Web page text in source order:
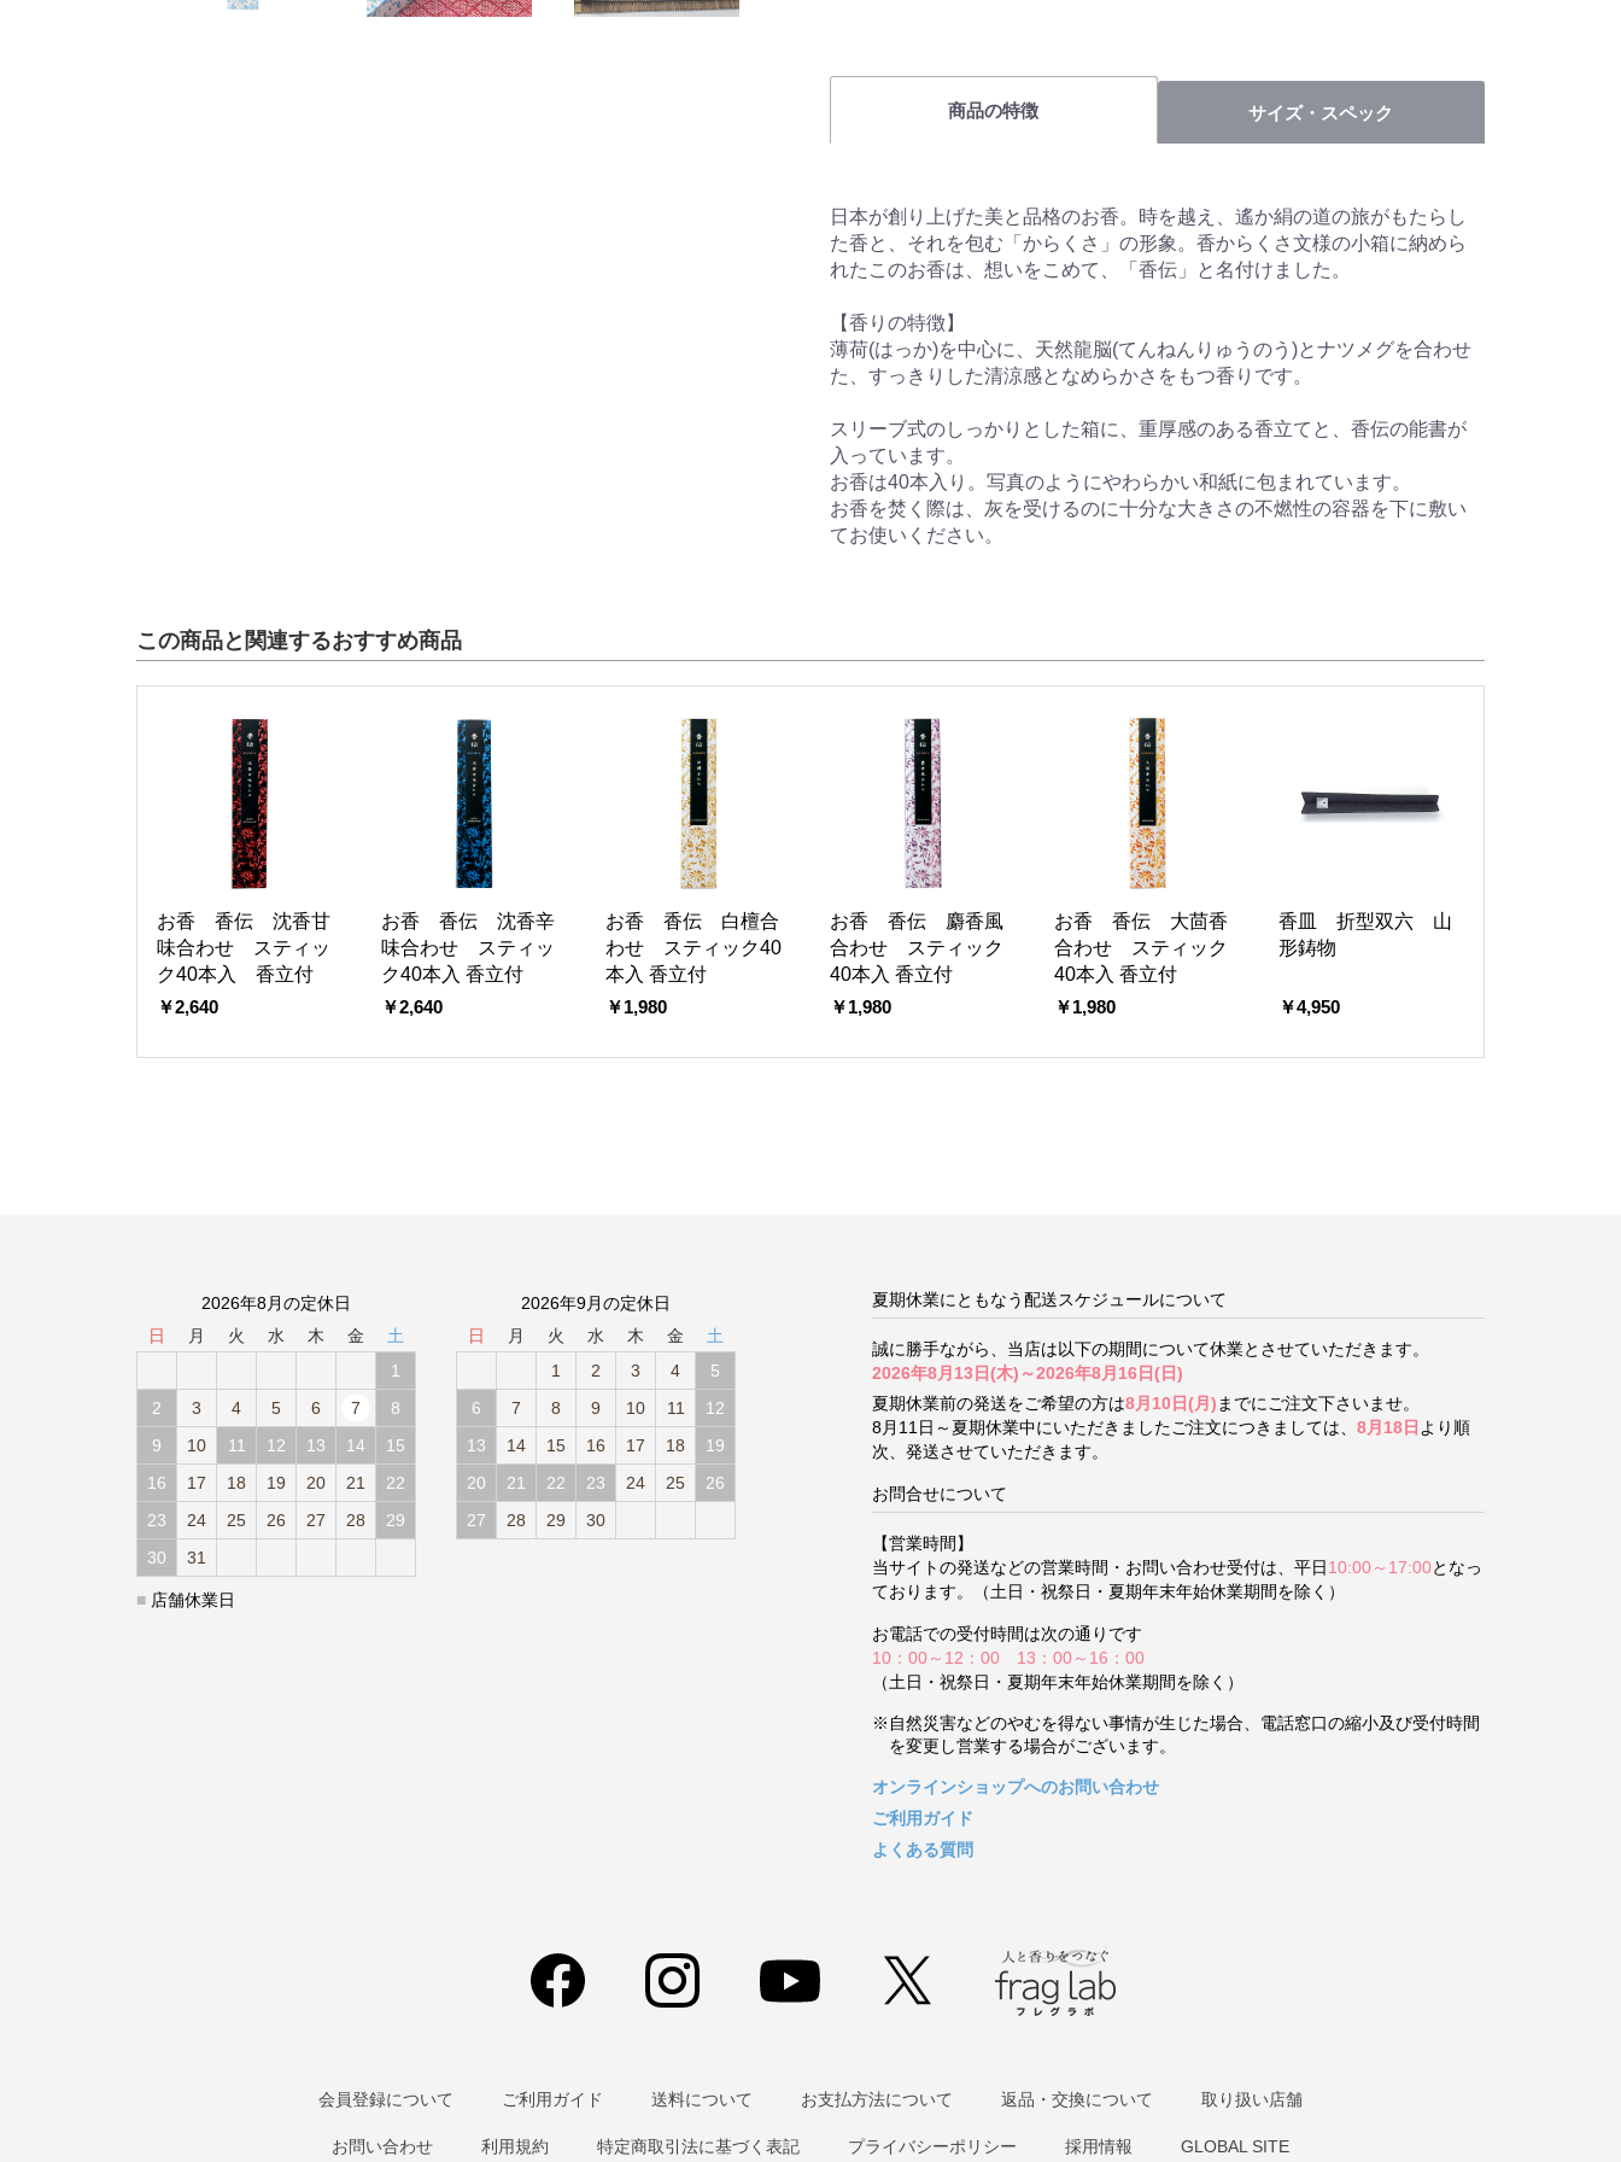
商品の特徴 サイズ・スペック
日本が創り上げた美と品格のお香。時を越え、遙か絹の道の旅がもたらし
た香と、それを包む「からくさ」の形象。香からくさ文様の小箱に納めら
れたこのお香は、想いをこめて、「香伝」と名付けました。
【香りの特徴】
薄荷(はっか)を中心に、天然龍脳(てんねんりゅうのう)とナツメグを合わせ
た、すっきりした清涼感となめらかさをもつ香りです。
スリーブ式のしっかりとした箱に、重厚感のある香立てと、香伝の能書が
入っています。
お香は40本入り。写真のようにやわらかい和紙に包まれています。
お香を焚く際は、灰を受けるのに十分な大きさの不燃性の容器を下に敷い
てお使いください。
この商品と関連するおすすめ商品
お香 香伝 沈香甘
味合わせ スティッ
ク40本入 香立付
￥2,640
お香 香伝 沈香辛
味合わせ スティッ
ク40本入 香立付
￥2,640
お香 香伝 白檀合
わせ スティック40
本入 香立付
￥1,980
お香 香伝 麝香風
合わせ スティック
40本入 香立付
￥1,980
お香 香伝 大茴香
合わせ スティック
40本入 香立付
￥1,980
香皿 折型双六 山
形鋳物
￥4,950
2026年8月の定休日
日
月 火 水 木 金
土
1
2
3 4 5 6 7
8
9
10 11 12 13 14
15
16
17 18 19 20 21
22
23
24 25 26 27 28
29
30
31
2026年9月の定休日
日
月 火 水 木 金
土
1
2 3 4
5
6
7 8 9 10 11
12
13
14 15 16 17 18
19
20
21 22 23 24 25
26
27
28 29 30
■ 店舗休業日
夏期休業にともなう配送スケジュールについて
誠に勝手ながら、当店は以下の期間について休業とさせていただきます。
2026年8月13日(木)～2026年8月16日(日)
夏期休業前の発送をご希望の方は8月10日(月) までにご注文下さいませ。
8月11日～夏期休業中にいただきましたご注文につきましては、 8月18日 より順
次、発送させていただきます。
お問合せについて
【営業時間】
当サイトの発送などの営業時間・お問い合わせ受付は、平日10:00～17:00となっ
ております。（土日・祝祭日・夏期年末年始休業期間を除く）
お電話での受付時間は次の通りです
10：00～12：00 13：00～16：00
（土日・祝祭日・夏期年末年始休業期間を除く）
※自然災害などのやむを得ない事情が生じた場合、電話窓口の縮小及び受付時間
を変更し営業する場合がございます。
オンラインショップへのお問い合わせ
ご利用ガイド
よくある質問
会員登録について ご利用ガイド 送料について お支払方法について 返品・交換について 取り扱い店舗
お問い合わせ 利用規約 特定商取引法に基づく表記 プライバシーポリシー 採用情報 GLOBAL SITE